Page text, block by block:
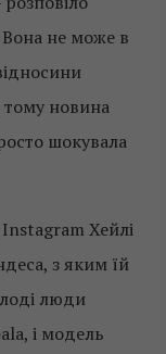
не може в
тому новина
шокувала
Хейлі
з яким їй
люди
і модель